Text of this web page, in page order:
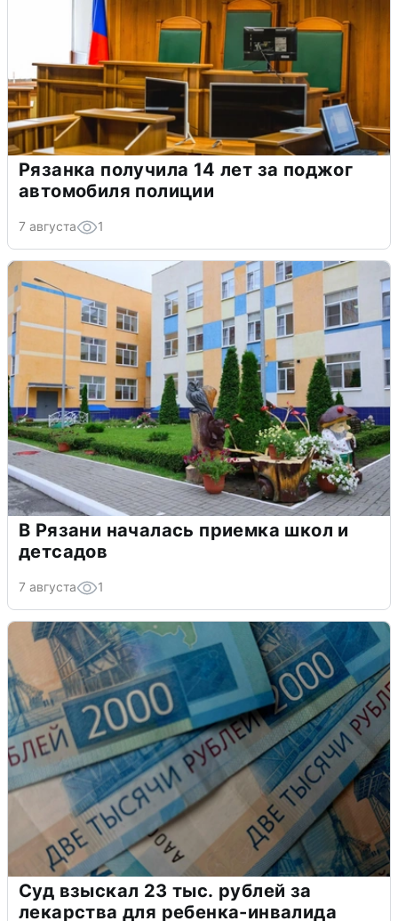
Рязанка получила 14 лет за поджог
автомобиля полиции
7 августа 1
В Рязани началась приемка школ и
детсадов
7 августа 1
Суд взыскал 23 тыс. рублей за
лекарства для ребенка-инвалида